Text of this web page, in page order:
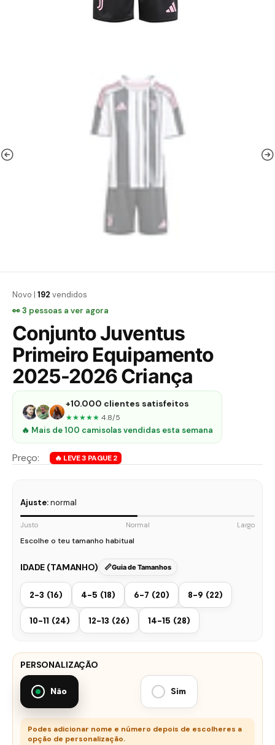
Novo | 192 vendidos
👀3 pessoas a ver agora
Conjunto Juventus
Primeiro Equipamento
2025-2026 Criança
+10.000 clientes satisfeitos
★★★★★ 4.8/5
🔥 Mais de 100 camisolas vendidas esta semana
Ajuste:normal
Justo Normal Largo
Escolhe o teu tamanho habitual
IDADE (TAMANHO) Guia de Tamanhos
2-3 (16) 4-5 (18) 6-7 (20) 8-9 (22)
10-11 (24) 12-13 (26) 14-15 (28)
PERSONALIZAÇÃO
Não Sim
Podes adicionar nome e número depois de escolheres a
opção de personalização.